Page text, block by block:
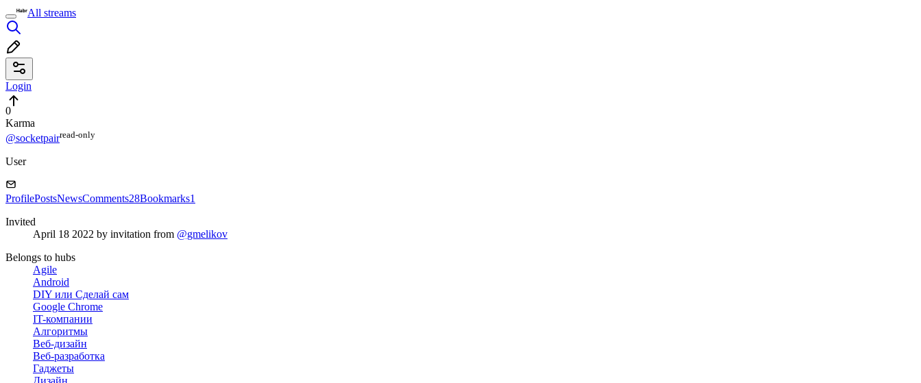
All streams
Login
0
Karma
@socketpairread⁠-⁠only
User
ProfilePostsNewsComments28Bookmarks1
Invited
April 18 2022 by invitation from @gmelikov
Belongs to hubs
Agile
Android
DIY или Сделай сам
Google Chrome
IT-компании
Алгоритмы
Веб-дизайн
Веб-разработка
Гаджеты